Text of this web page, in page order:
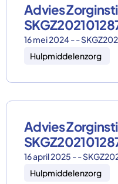
Advies
16 mei 2024 - -
Hulpmiddelenzorg
Advies
16 april 2025 - -
Hulpmiddelenzorg